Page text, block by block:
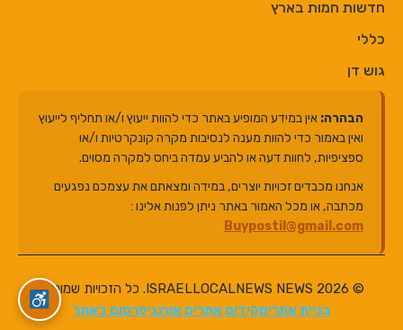
חדשות חמות בארץ
כללי
גוש דן
הבהרה: אין במידע המופיע באתר כדי להוות ייעוץ ו/או תחליף לייעוץ
ואין באמור כדי להוות מענה לנסיבות מקרה קונקרטיות ו/או
ספציפיות, לחוות דעה או להביע עמדה ביחס למקרה מסוים.
אנחנו מכבדים זכויות יוצרים, במידה ומצאתם את עצמכם נפגעים
מכתבה, או מכל האמור באתר ניתן לפנות אלינו :
Buypostil@gmail.com
© 2026 ISRAELLOCALNEWS NEWS. כל הזכויות שמורות.
בניית אתריםקידום אתרים אורגניפרסום באתר